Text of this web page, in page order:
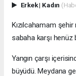
Erkek| Kadın
Kızılcahamam
sabaha karşı henüz
Yangın çarşı
büyüdü. Meydana